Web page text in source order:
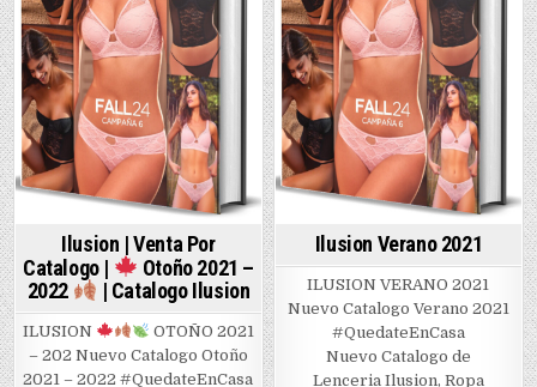
Ilusion | Venta Por
Catalogo |
Otoño 2021 –
2022
| Catalogo Ilusion
ILUSION
OTOÑO 2021
– 202 Nuevo Catalogo Otoño
2021 – 2022 #QuedateEnCasa
Ilusion Verano 2021
ILUSION VERANO 2021
Nuevo Catalogo Verano 2021
#QuedateEnCasa
Nuevo Catalogo de
Lenceria Ilusion, Ropa